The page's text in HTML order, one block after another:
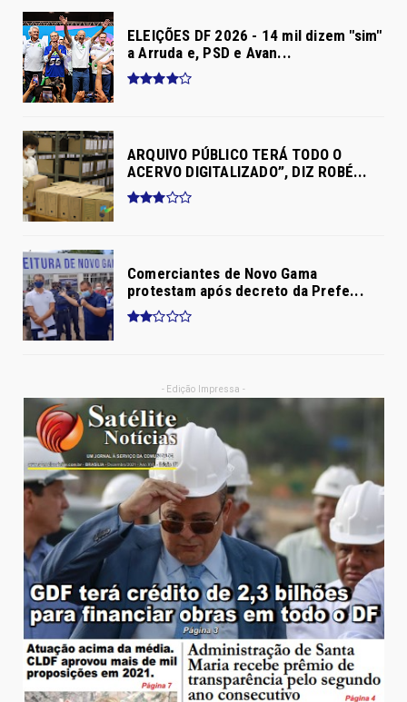
ELEIÇÕES DF 2026 - 14 mil dizem "sim"
a Arruda e, PSD e Avan...
ARQUIVO PÚBLICO TERÁ TODO O
ACERVO DIGITALIZADO”, DIZ ROBÉ...
Comerciantes de Novo Gama
protestam após decreto da Prefe...
- Edição Impressa -